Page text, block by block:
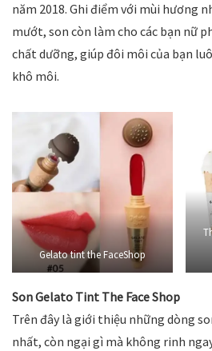
năm 2018. Ghi điểm với mùi hương
mướt, son còn làm cho các bạn nữ
chất dưỡng, giúp đôi môi của bạn
khô môi.
Gelato tint the FaceShop
Son Gelato Tint The Face Shop
Trên đây là giới thiệu những dòng
nhất, còn ngại gì mà không rinh